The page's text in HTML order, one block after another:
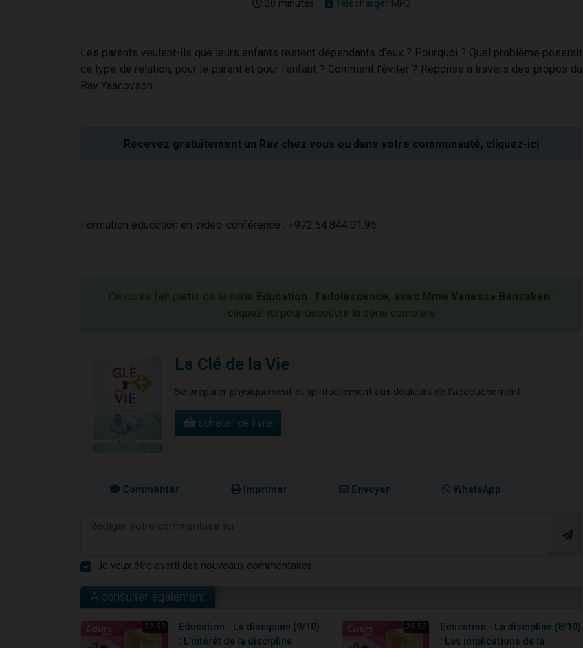
20 minutes Télécharger MP3
Les parents veulent-ils que leurs enfants restent dépendants d'eux ? Pourquoi ? Quel problème poserait
ce type de relation, pour le parent et pour l'enfant ? Comment l'éviter ? Réponse à travers des propos du
Rav Yaacovson.
Recevez gratuitement un Rav chez vous ou dans votre communauté, cliquez-ici
Formation éducation en video-conférence : +972.54.844.01.95
Ce cours fait partie de la série Education : l'adolescence, avec Mme Vanessa Benzaken :
cliquez-ici pour découvrir la série complète
La Clé de la Vie
Se préparer physiquement et spirituellement aux douleurs de l'accouchement.
acheter ce livre
Commenter Imprimer Envoyer WhatsApp
Je veux être averti des nouveaux commentaires
A consulter également
22:50
Education - La discipline (9/10)
: L'intérêt de la discipline
26:52
Education - La discipline (8/10)
: Les implications de la